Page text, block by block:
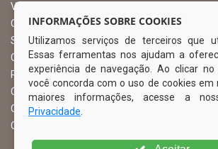
Vice Prefeito
Ouvidoria Municipal
Serviço de Informação ao Cidadão – SIC
Chefe de Gabinete
Procuradoria Geral
Órgão de Controle Interno
Organograma
Comissão Permanente de Licitação – CPL
INFORMAÇÕES SOBRE COOKIES
Utilizamos serviços de terceiros que
Essas ferramentas nos ajudam a
experiência de navegação. Ao clicar no
você concorda com o uso de cookies em
maiores informações, acesse a
Privacidade